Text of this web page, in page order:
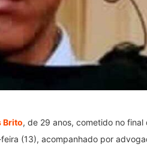
Brito, de 29 anos, cometido no final
(13), acompanhado por